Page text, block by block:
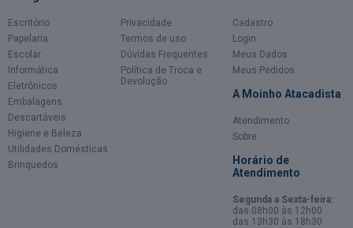
Escritório
Papelaria
Escolar
Informática
Eletrônicos
Embalagens
Descartáveis
Higiene e Beleza
Utilidades Domésticas
Brinquedos
Privacidade
Termos de uso
Dúvidas Frequentes
Política de Troca e
Devolução
Cadastro
Login
Meus Dados
Meus Pedidos
A Moinho Atacadista
Atendimento
Sobre
Horário de
Atendimento
Segunda a Sexta-feira:
das 08h00 às 12h00
das 13h30 às 18h30